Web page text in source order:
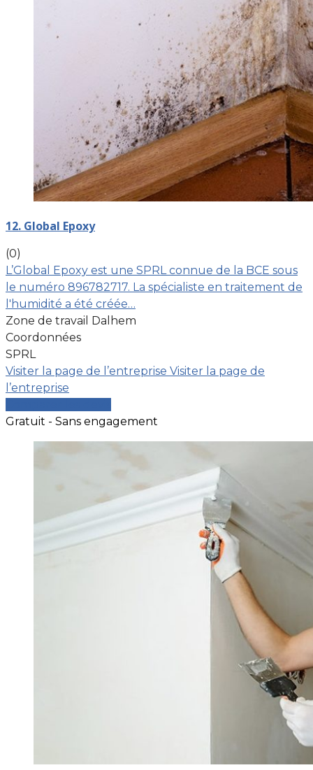
12. Global Epoxy
(0)
L’Global Epoxy est une SPRL connue de la BCE sous
le numéro 896782717. La spécialiste en traitement de
l'humidité a été créée…
Zone de travail Dalhem
Coordonnées
SPRL
Visiter la page de l’entreprise Visiter la page de
l’entreprise
Gratuit - Sans engagement